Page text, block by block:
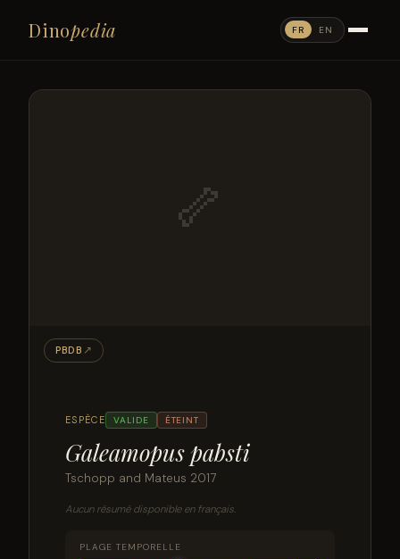
Dinopedia FR EN
ESPÈCE VALIDE ÉTEINT
Galeamopus pabsti
Tschopp and Mateus 2017
Aucun résumé disponible en français.
PLAGE TEMPORELLE
🦴
PBDB ↗